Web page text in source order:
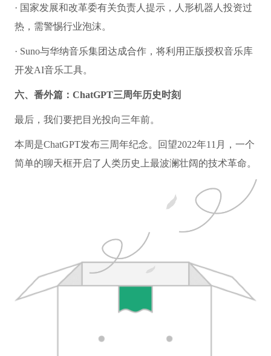
· 国家发展和改革委有关负责人提示，人形机器人投资过
热，需警惕行业泡沫。
· Suno与华纳音乐集团达成合作，将利用正版授权音乐库
开发AI音乐工具。
六、番外篇：ChatGPT三周年历史时刻
最后，我们要把目光投向三年前。
本周是ChatGPT发布三周年纪念。回望2022年11月，一个
简单的聊天框开启了人类历史上最波澜壮阔的技术革命。